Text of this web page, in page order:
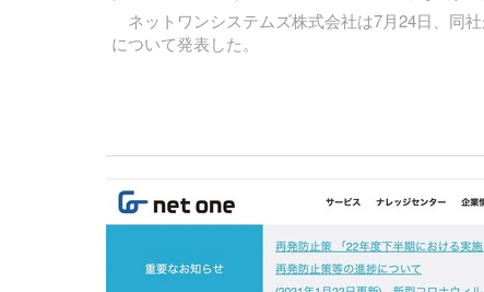
ネットワンシステムズ株式会社は7月24日、同
について発表した。